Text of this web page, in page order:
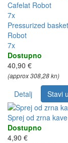
7x
Pressurized
Robot
7x
Dostupno
40,90 €
(approx 308,28 kn)
Detalj Stavi
Sprej od zrna
Dostupno
4,90 €